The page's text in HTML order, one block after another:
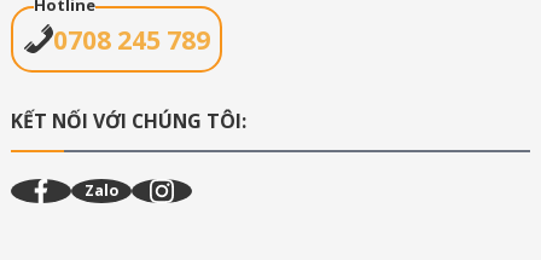
Hotline
0708 245 789
KẾT NỐI VỚI CHÚNG TÔI:
Zalo